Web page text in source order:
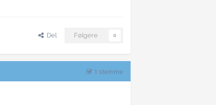
Del Følgere 0
1 stemme